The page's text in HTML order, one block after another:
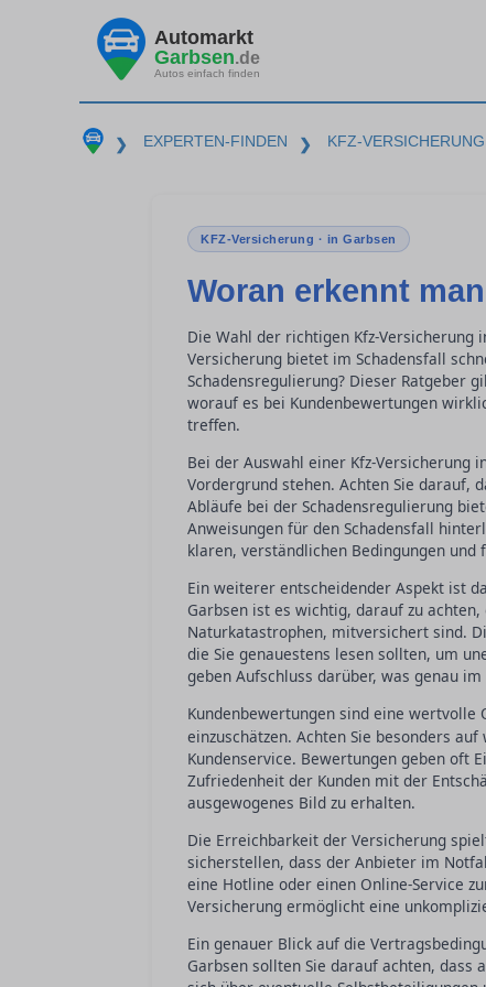
Automarkt
Garbsen.de
Autos einfach finden
❯ EXPERTEN-FINDEN ❯ KFZ-VERSICHERUNG
KFZ-Versicherung · in Garbsen
Woran erkennt
Die Wahl der richtigen Kfz-Versicherung
Versicherung bietet im Schadensfall
Schadensregulierung? Dieser Ratgeber
worauf es bei Kundenbewertungen
treffen.
Bei der Auswahl einer Kfz-Versicherung
Vordergrund stehen. Achten Sie darauf,
Abläufe bei der Schadensregulierung
Anweisungen für den Schadensfall
klaren, verständlichen Bedingungen und
Ein weiterer entscheidender Aspekt ist
Garbsen ist es wichtig, darauf zu
Naturkatastrophen, mitversichert sind.
die Sie genauestens lesen sollten, um
geben Aufschluss darüber, was genau
Kundenbewertungen sind eine
einzuschätzen. Achten Sie besonders
Kundenservice. Bewertungen geben oft
Zufriedenheit der Kunden mit der
ausgewogenes Bild zu erhalten.
Die Erreichbarkeit der Versicherung
sicherstellen, dass der Anbieter im
eine Hotline oder einen Online-Service
Versicherung ermöglicht eine
Ein genauer Blick auf die
Garbsen sollten Sie darauf achten,